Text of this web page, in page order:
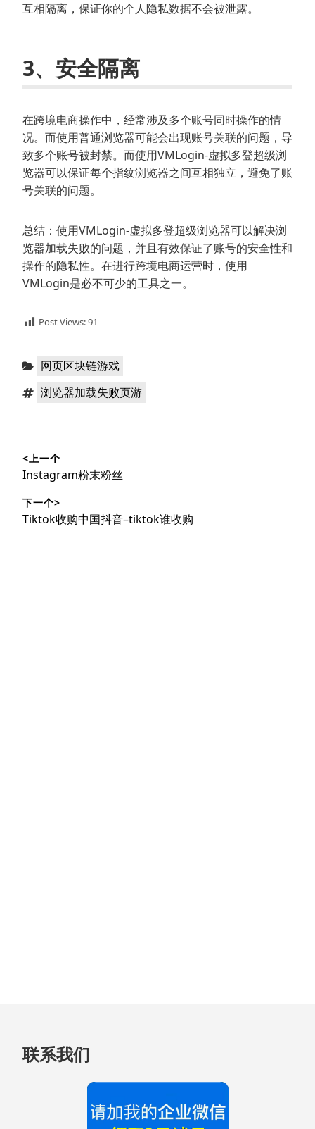
互相隔离，保证你的个人隐私数据不会被泄露。
3、安全隔离
在跨境电商操作中，经常涉及多个账号同时操作的情
况。而使用普通浏览器可能会出现账号关联的问题，导
致多个账号被封禁。而使用VMLogin-虚拟多登超级浏
览器可以保证每个指纹浏览器之间互相独立，避免了账
号关联的问题。
总结：使用VMLogin-虚拟多登超级浏览器可以解决浏
览器加载失败的问题，并且有效保证了账号的安全性和
操作的隐私性。在进行跨境电商运营时，使用
VMLogin是必不可少的工具之一。
Post Views:91
分
网页区块链游戏
标 浏览器加载失败页游
章
导
航
<上一个
上
文
章：
Instagram粉末粉丝
下一个>
下
Tiktok收购中国抖音–tiktok谁收购
至
联系我们